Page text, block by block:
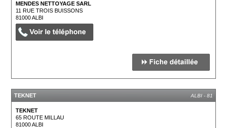
MENDES NETTOYAGE SARL
11 RUE TROIS BUISSONS
81000ALBI
TEKNET ALBI - 81
TEKNET
65 ROUTE MILLAU
81000ALBI